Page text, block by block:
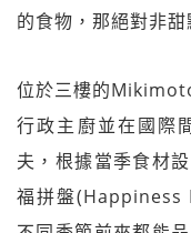
的食物， 那絕對非甜
位於三樓的
行政主廚並在國際
夫，根據當季食材
福拼盤(Happiness